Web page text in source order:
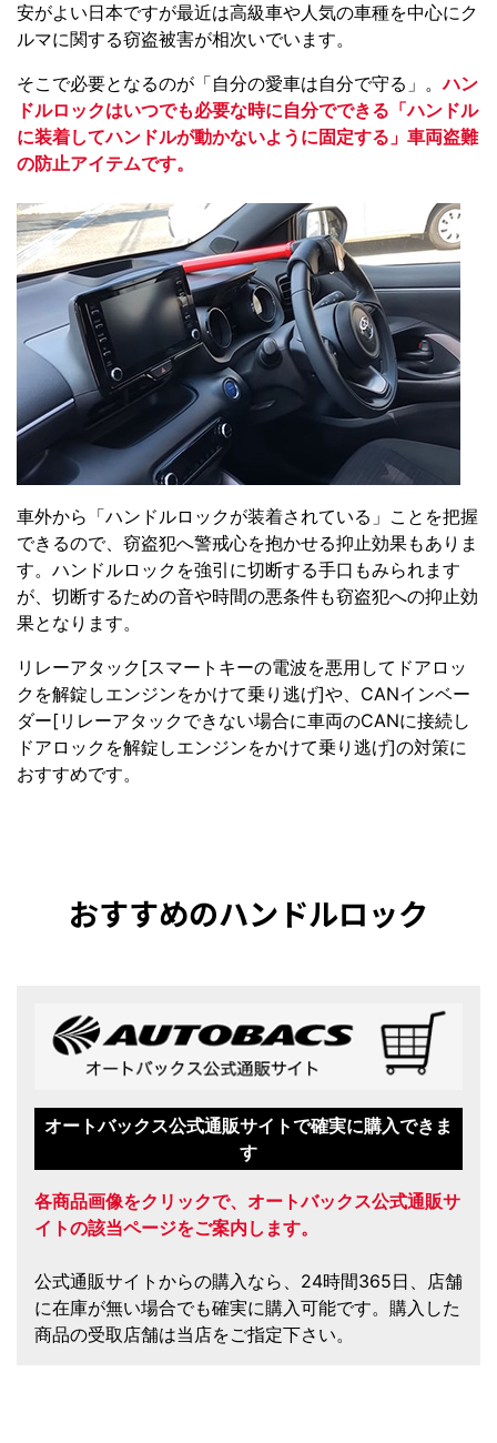
安がよい日本ですが最近は高級車や人気の車種を中心にク
ルマに関する窃盗被害が相次いでいます。
そこで必要となるのが「自分の愛車は自分で守る」。ハン
ドルロックはいつでも必要な時に自分でできる「ハンドル
に装着してハンドルが動かないように固定する」車両盗難
の防止アイテムです。
車外から「ハンドルロックが装着されている」ことを把握
できるので、窃盗犯へ警戒心を抱かせる抑止効果もありま
す。ハンドルロックを強引に切断する手口もみられます
が、切断するための音や時間の悪条件も窃盗犯への抑止効
果となります。
リレーアタック[スマートキーの電波を悪用してドアロッ
クを解錠しエンジンをかけて乗り逃げ]や、CANインベー
ダー[リレーアタックできない場合に車両のCANに接続し
ドアロックを解錠しエンジンをかけて乗り逃げ]の対策に
おすすめです。
おすすめのハンドルロック
オートバックス公式通販サイトで確実に購入できま
す
各商品画像をクリックで、オートバックス公式通販サ
イトの該当ページをご案内します。
公式通販サイトからの購入なら、24時間365日、店舗
に在庫が無い場合でも確実に購入可能です。購入した
商品の受取店舗は当店をご指定下さい。